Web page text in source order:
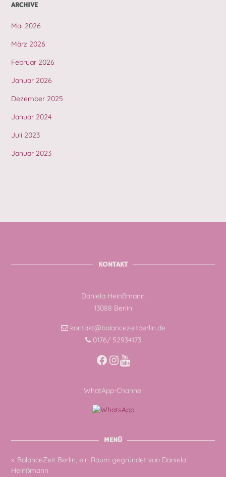
ARCHIVE
Mai 2026
März 2026
Februar 2026
Januar 2026
Dezember 2025
Januar 2024
Juli 2023
Januar 2023
KONTAKT
Daniela Heinßmann
13088 Berlin
kontakt@balancezeitberlin.de
0176/ 52934173
Facebook
Instagram
WhatApp-Channel
MENÜ
BalanceZeit Berlin, ein Raum gegründet von Daniela
Heinßmann